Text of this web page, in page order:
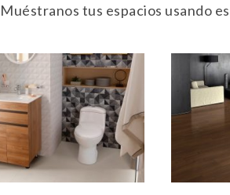
Muéstranos tus espacios usando